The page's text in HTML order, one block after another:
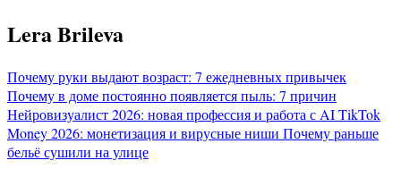
Перейти
к
Lera Brileva
Почему руки выдают возраст: 7 ежедневных привычек
Почему в доме постоянно появляется пыль: 7 причин
Нейровизуалист 2026: новая профессия и работа с AITikTok
Money 2026: монетизация и вирусные ниши Почему раньше
бельё сушили на улице